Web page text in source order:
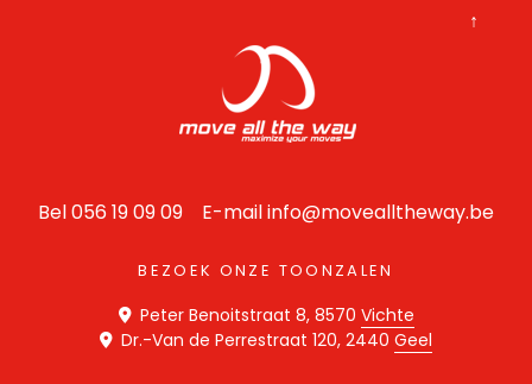
↑
Bel 056 19 09 09 E-mailinfo@movealltheway.be
BEZOEK ONZE TOONZALEN
Peter Benoitstraat 8, 8570 Vichte
Dr.-Van de Perrestraat 120, 2440 Geel